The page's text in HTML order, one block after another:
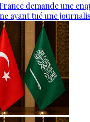
demande une
ayant tué une